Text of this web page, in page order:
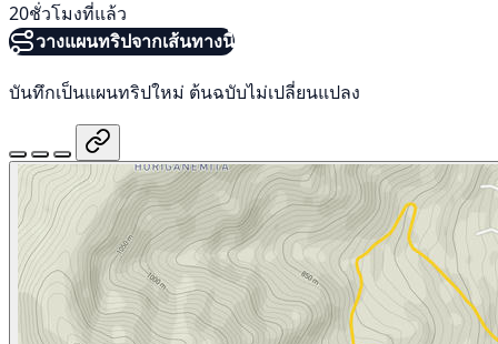
20ชั่วโมงที่แล้ว
วางแผนทริปจากเส้นทางนี้
บันทึกเป็นแผนทริปใหม่ ต้นฉบับไม่เปลี่ยนแปลง